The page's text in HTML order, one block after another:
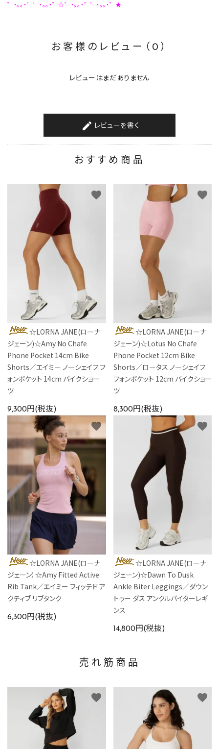
゜・。。・゜゜・。。・゜☆゜・。。・゜゜・。。・゜★
お客様のレビュー（0）
レビューはまだありません
create レビューを書く
おすすめ商品
☆LORNA JANE(ローナ
ジェーン)☆Amy No Chafe
Phone Pocket 14cm Bike
Shorts／エイミー ノーシェイフ フ
ォンポケット 14cm バイクショー
ツ
9,300円(税抜)
favorite
☆LORNA JANE(ローナ
ジェーン)☆Lotus No Chafe
Phone Pocket 12cm Bike
Shorts／ロータス ノーシェイフ
フォンポケット 12cm バイクショー
ツ
8,300円(税抜)
favorite
☆LORNA JANE(ローナ
ジェーン）☆Amy Fitted Active
Rib Tank／エイミー フィッテド ア
クティブ リブタンク
6,300円(税抜)
favorite
☆LORNA JANE(ローナ
ジェーン)☆Dawn To Dusk
Ankle Biter Leggings／ダウン
トゥー ダス アンクルバイターレギ
ンス
14,800円(税抜)
favorite
売れ筋商品
favorite favorite